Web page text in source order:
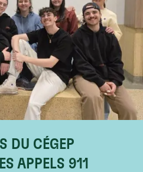
DU CÉGEP
APPELS 911